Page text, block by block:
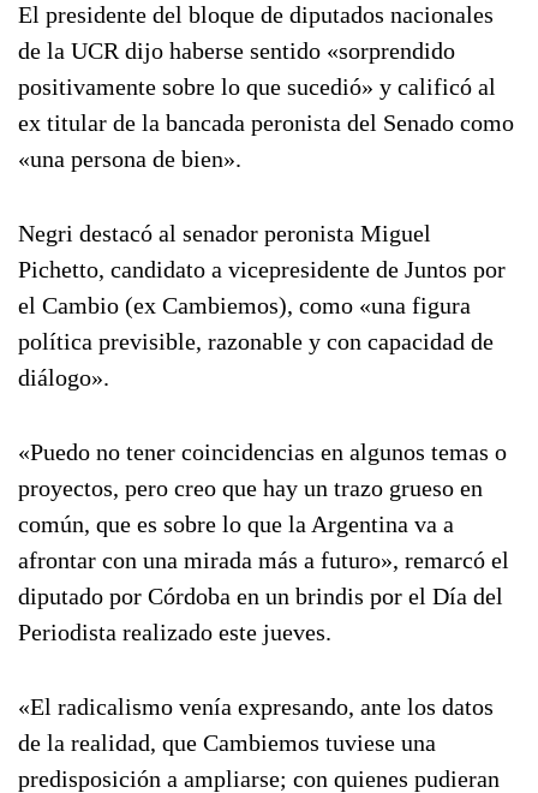
El presidente del bloque de diputados nacionales
de la UCR dijo haberse sentido «sorprendido
positivamente sobre lo que sucedió» y calificó al
ex titular de la bancada peronista del Senado como
«una persona de bien».
Negri destacó al senador peronista Miguel
Pichetto, candidato a vicepresidente de Juntos por
el Cambio (ex Cambiemos), como «una figura
política previsible, razonable y con capacidad de
diálogo».
«Puedo no tener coincidencias en algunos temas o
proyectos, pero creo que hay un trazo grueso en
común, que es sobre lo que la Argentina va a
afrontar con una mirada más a futuro», remarcó el
diputado por Córdoba en un brindis por el Día del
Periodista realizado este jueves.
«El radicalismo venía expresando, ante los datos
de la realidad, que Cambiemos tuviese una
predisposición a ampliarse; con quienes pudieran